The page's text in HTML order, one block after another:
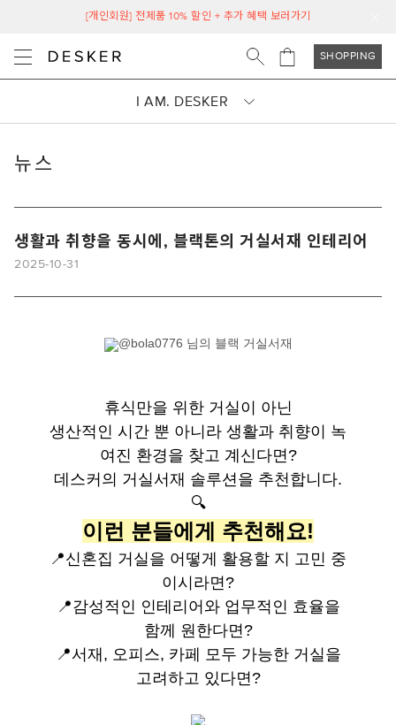
[개인회원] 전제품 10% 할인 + 추가 혜택 보러가기
SHOPPING
I AM. DESKER
뉴스
생활과 취향을 동시에, 블랙톤의 거실서재 인테리어
2025-10-31
@bola0776 님의 블랙 거실서재
휴식만을 위한 거실이 아닌
생산적인 시간 뿐 아니라 생활과 취향이 녹
여진 환경을 찾고 계신다면?
데스커의 거실서재 솔루션을 추천합니다.
🔍
이런 분들에게 추천해요!
📍신혼집 거실을 어떻게 활용할 지 고민 중
이시라면?
📍감성적인 인테리어와 업무적인 효율을
함께 원한다면?
📍서재, 오피스, 카페 모두 가능한 거실을
고려하고 있다면?